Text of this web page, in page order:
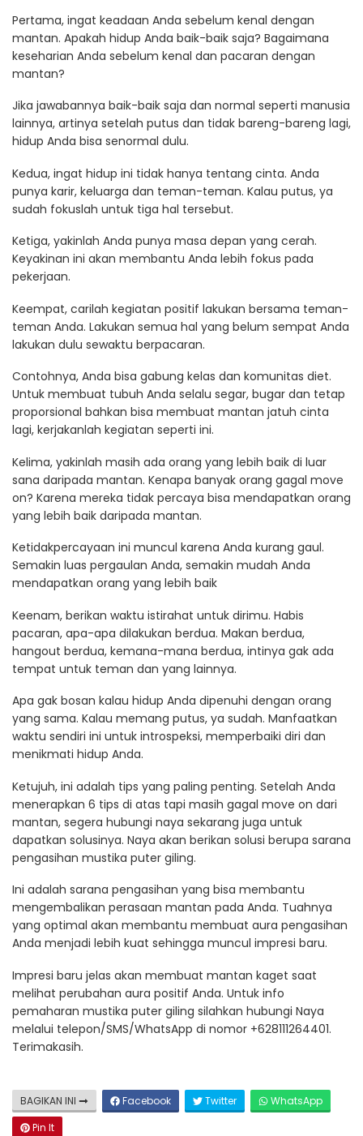
Pertama, ingat keadaan Anda sebelum kenal dengan
mantan. Apakah hidup Anda baik-baik saja? Bagaimana
keseharian Anda sebelum kenal dan pacaran dengan
mantan?
Jika jawabannya baik-baik saja dan normal seperti manusia
lainnya, artinya setelah putus dan tidak bareng-bareng lagi,
hidup Anda bisa senormal dulu.
Kedua, ingat hidup ini tidak hanya tentang cinta. Anda
punya karir, keluarga dan teman-teman. Kalau putus, ya
sudah fokuslah untuk tiga hal tersebut.
Ketiga, yakinlah Anda punya masa depan yang cerah.
Keyakinan ini akan membantu Anda lebih fokus pada
pekerjaan.
Keempat, carilah kegiatan positif lakukan bersama teman-
teman Anda. Lakukan semua hal yang belum sempat Anda
lakukan dulu sewaktu berpacaran.
Contohnya, Anda bisa gabung kelas dan komunitas diet.
Untuk membuat tubuh Anda selalu segar, bugar dan tetap
proporsional bahkan bisa membuat mantan jatuh cinta
lagi, kerjakanlah kegiatan seperti ini.
Kelima, yakinlah masih ada orang yang lebih baik di luar
sana daripada mantan. Kenapa banyak orang gagal move
on? Karena mereka tidak percaya bisa mendapatkan orang
yang lebih baik daripada mantan.
Ketidakpercayaan ini muncul karena Anda kurang gaul.
Semakin luas pergaulan Anda, semakin mudah Anda
mendapatkan orang yang lebih baik
Keenam, berikan waktu istirahat untuk dirimu. Habis
pacaran, apa-apa dilakukan berdua. Makan berdua,
hangout berdua, kemana-mana berdua, intinya gak ada
tempat untuk teman dan yang lainnya.
Apa gak bosan kalau hidup Anda dipenuhi dengan orang
yang sama. Kalau memang putus, ya sudah. Manfaatkan
waktu sendiri ini untuk introspeksi, memperbaiki diri dan
menikmati hidup Anda.
Ketujuh, ini adalah tips yang paling penting. Setelah Anda
menerapkan 6 tips di atas tapi masih gagal move on dari
mantan, segera hubungi naya sekarang juga untuk
dapatkan solusinya. Naya akan berikan solusi berupa sarana
pengasihan mustika puter giling.
Ini adalah sarana pengasihan yang bisa membantu
mengembalikan perasaan mantan pada Anda. Tuahnya
yang optimal akan membantu membuat aura pengasihan
Anda menjadi lebih kuat sehingga muncul impresi baru.
Impresi baru jelas akan membuat mantan kaget saat
melihat perubahan aura positif Anda. Untuk info
pemaharan mustika puter giling silahkan hubungi Naya
melalui telepon/SMS/WhatsApp di nomor +628111264401.
Terimakasih.
BAGIKAN INI Facebook Twitter
WhatsApp
Pin It